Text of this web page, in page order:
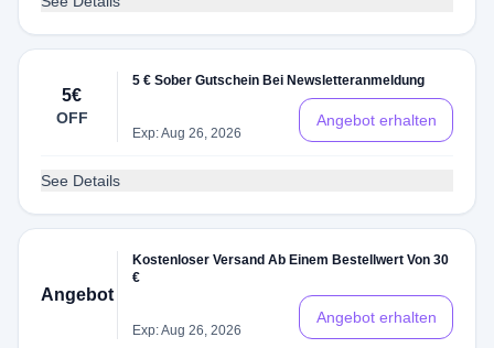
5€
OFF
5 € Sober Gutschein Bei Newsletteranmeldung
Exp: Aug 26, 2026
Angebot erhalten
See Details
Angebot
Kostenloser Versand Ab Einem Bestellwert Von 30
€
Exp: Aug 26, 2026
Angebot erhalten